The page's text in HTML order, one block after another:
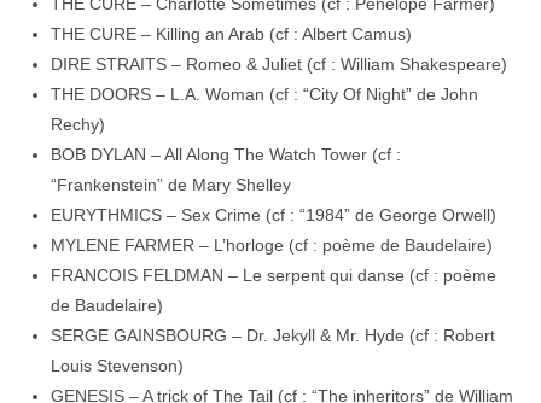
THE CURE – Killing an Arab (cf : Albert Camus)
DIRE STRAITS – Romeo & Juliet (cf : William Shakespeare)
THE DOORS – L.A. Woman (cf : “City Of Night” de John
Rechy)
BOB DYLAN – All Along The Watch Tower (cf :
“Frankenstein” de Mary Shelley
EURYTHMICS – Sex Crime (cf : “1984” de George Orwell)
MYLENE FARMER – L’horloge (cf : poème de Baudelaire)
FRANCOIS FELDMAN – Le serpent qui danse (cf : poème
de Baudelaire)
SERGE GAINSBOURG – Dr. Jekyll & Mr. Hyde (cf : Robert
Louis Stevenson)
GENESIS – A trick of The Tail (cf : “The inheritors” de William